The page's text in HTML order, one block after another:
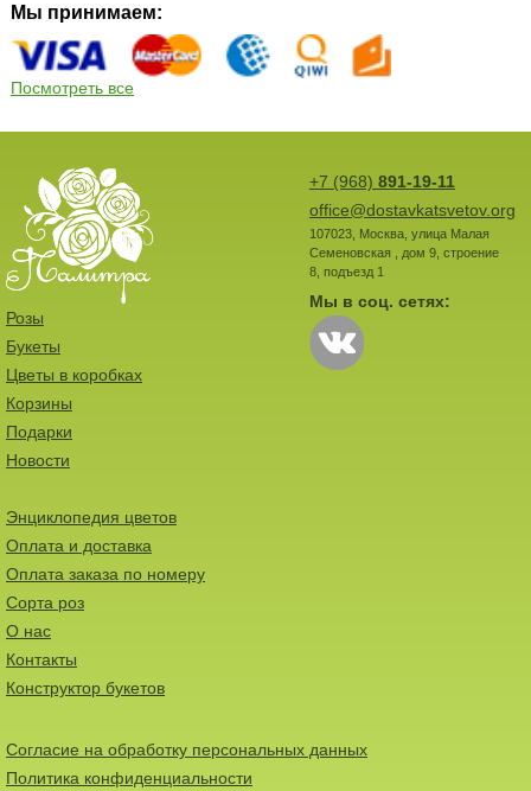
Мы принимаем:
Посмотреть все
+7 (968) 891-19-11
office@dostavkatsvetov.org
107023, Москва, улица Малая
Семеновская , дом 9, строение
8, подъезд 1
Мы в соц. сетях:
Розы
Букеты
Цветы в коробках
Корзины
Подарки
Новости
Энциклопедия цветов
Оплата и доставка
Оплата заказа по номеру
Сорта роз
О нас
Контакты
Конструктор букетов
Согласие на обработку персональных данных
Политика конфиденциальности